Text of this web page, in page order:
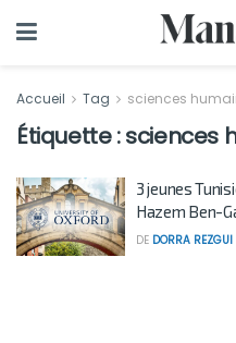
Accueil Tag sciences
Étiquette :sciences
3 jeunes
Hazem Ben-
DE DORRA REZGUI